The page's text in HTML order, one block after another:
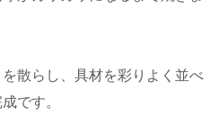
散らし、具材を彩りよく並べ
です。